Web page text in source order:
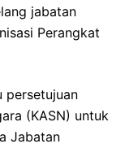
jabatan
Perangkat
persetujuan
(KASN) untuk
Jabatan